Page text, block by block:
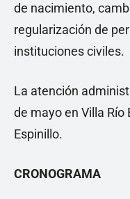
de nacimiento,
regularización de
instituciones civiles.
La atención
de mayo en Villa Río
Espinillo.
CRONOGRAMA